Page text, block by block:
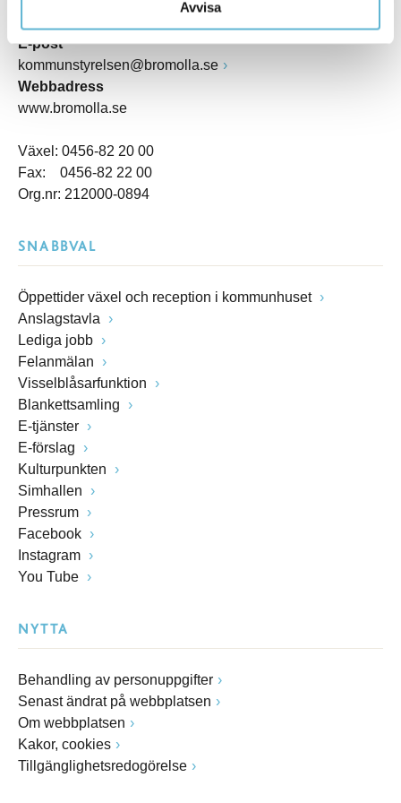
Avvisa
E-post
kommunstyrelsen@bromolla.se
Webbadress
www.bromolla.se
Växel: 0456-82 20 00
Fax: 0456-82 22 00
Org.nr: 212000-0894
SNABBVAL
Öppettider växel och reception i kommunhuset
Anslagstavla
Lediga jobb
Felanmälan
Visselblåsarfunktion
Blankettsamling
E-tjänster
E-förslag
Kulturpunkten
Simhallen
Pressrum
Facebook
Instagram
You Tube
NYTTA
Behandling av personuppgifter
Senast ändrat på webbplatsen
Om webbplatsen
Kakor, cookies
Tillgänglighetsredogörelse